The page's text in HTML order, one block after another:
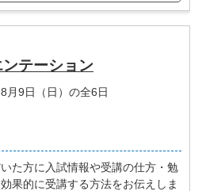
テーション
月9日（日）の全6日
た方に入試情報や受講の仕方・勉
果的に受講する方法をお伝えしま